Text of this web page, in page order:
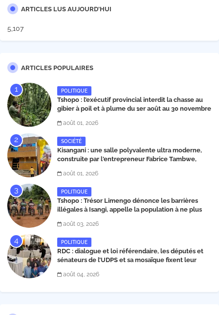
ARTICLES LUS AUJOURD'HUI
5,107
ARTICLES POPULAIRES
POLITIQUE
Tshopo : l’exécutif provincial interdit la chasse au
gibier à poil et à plume du 1er août au 30 novembre
août 01, 2026
SOCIÉTÉ
Kisangani : une salle polyvalente ultra moderne,
construite par l'entrepreneur Fabrice Tambwe,
août 01, 2026
POLITIQUE
Tshopo : Trésor Limengo dénonce les barrières
illégales à Isangi, appelle la population à ne plus
août 03, 2026
POLITIQUE
RDC : dialogue et loi référendaire, les députés et
sénateurs de l’UDPS et sa mosaïque fixent leur
Matata
août 04, 2026